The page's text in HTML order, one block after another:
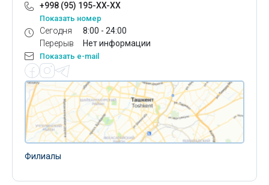
+998 (95) 195-XX-XX
Показать номер
Сегодня
Перерыв
8:00 - 24:00
Нет информации
Показать e-mail
Филиалы